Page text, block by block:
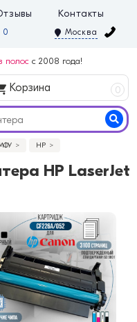
Контакты
0 Москва
полос с 2008 года!
Корзина 0
HP
HP LaserJet